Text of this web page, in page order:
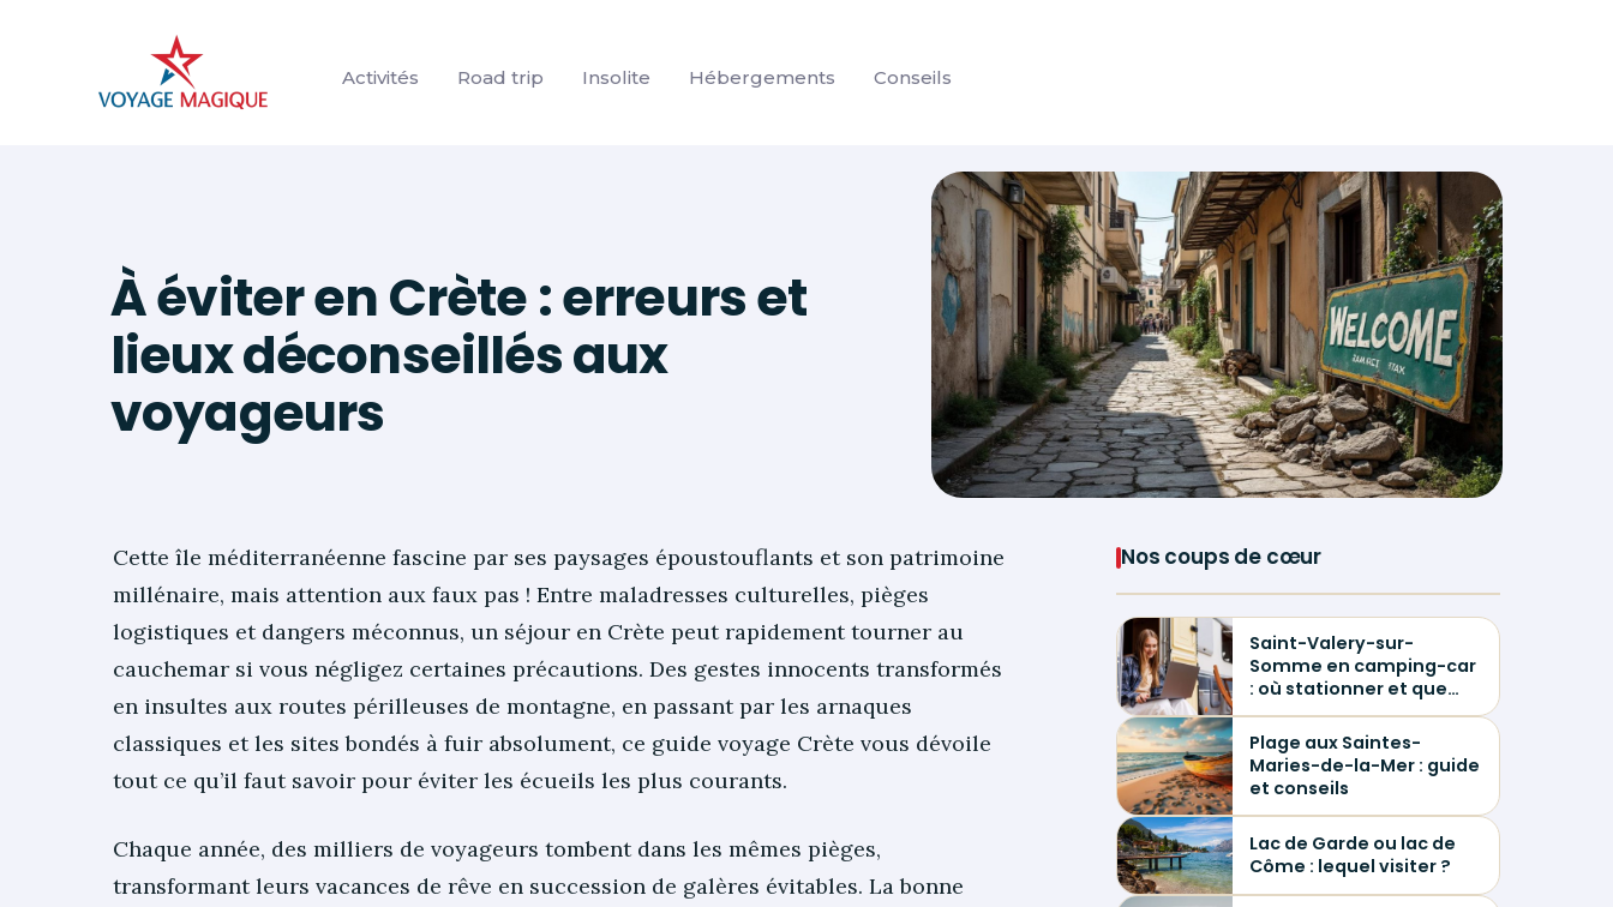
Activités Road trip Insolite Hébergements Conseils
À éviter en Crète : erreurs et
lieux déconseillés aux
voyageurs
Cette île méditerranéenne fascine par ses paysages époustouflants et son patrimoine
millénaire, mais attention aux faux pas ! Entre maladresses culturelles, pièges
logistiques et dangers méconnus, un séjour en Crète peut rapidement tourner au
cauchemar si vous négligez certaines précautions. Des gestes innocents transformés
en insultes aux routes périlleuses de montagne, en passant par les arnaques
classiques et les sites bondés à fuir absolument, ce guide voyage Crète vous dévoile
tout ce qu’il faut savoir pour éviter les écueils les plus courants.
Chaque année, des milliers de voyageurs tombent dans les mêmes pièges,
transformant leurs vacances de rêve en succession de galères évitables. La bonne
Nos coups de cœur
Saint-Valery-sur-
Somme en camping-car
: où stationner et que
visiter ?
Plage aux Saintes-
Maries-de-la-Mer : guide
et conseils
Lac de Garde ou lac de
Côme : lequel visiter ?